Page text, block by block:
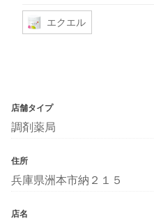
エクエル
店舗タイプ
調剤薬局
住所
兵庫県洲本市納２１５
店名